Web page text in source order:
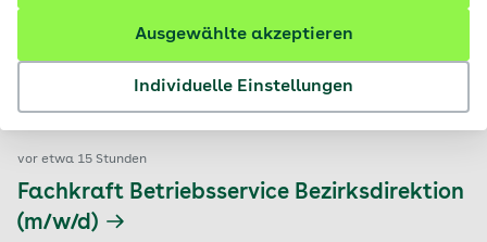
Individuelle Einstellungen
Ausgewählte akzeptieren
Ausbildungsbeginn: 31.08.2027
Standort: Ulm, Biberach
vor etwa 15 Stunden
Fachkraft Betriebsservice Bezirksdirektion
(m/w/d)